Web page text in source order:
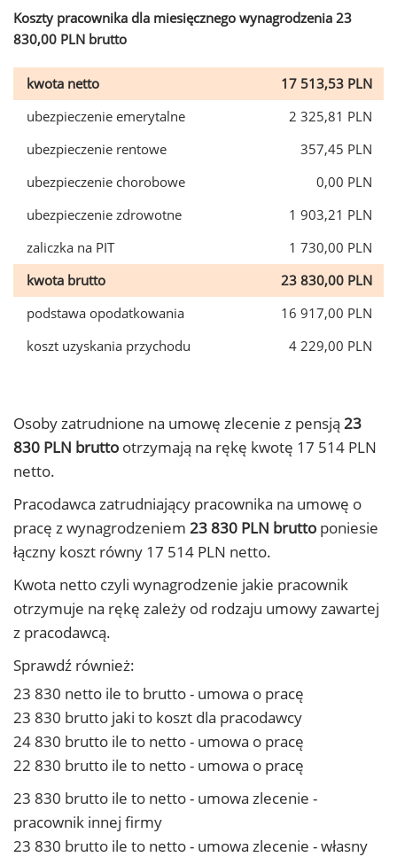
Koszty pracownika dla miesięcznego wynagrodzenia 23
830,00 PLN brutto
kwota netto
17 513,53 PLN
ubezpieczenie emerytalne
2 325,81 PLN
ubezpieczenie rentowe
357,45 PLN
ubezpieczenie chorobowe
0,00 PLN
ubezpieczenie zdrowotne
1 903,21 PLN
zaliczka na PIT
1 730,00 PLN
kwota brutto
23 830,00 PLN
podstawa opodatkowania
16 917,00 PLN
koszt uzyskania przychodu
4 229,00 PLN
Osoby zatrudnione na umowę zlecenie z pensją 23
830 PLN brutto otrzymają na rękę kwotę 17 514 PLN
netto.
Pracodawca zatrudniający pracownika na umowę o
pracę z wynagrodzeniem 23 830 PLN brutto poniesie
łączny koszt równy 17 514 PLN netto.
Kwota netto czyli wynagrodzenie jakie pracownik
otrzymuje na rękę zależy od rodzaju umowy zawartej
z pracodawcą.
Sprawdź również:
23 830 netto ile to brutto - umowa o pracę
23 830 brutto jaki to koszt dla pracodawcy
24 830 brutto ile to netto - umowa o pracę
22 830 brutto ile to netto - umowa o pracę
23 830 brutto ile to netto - umowa zlecenie -
pracownik innej firmy
23 830 brutto ile to netto - umowa zlecenie - własny